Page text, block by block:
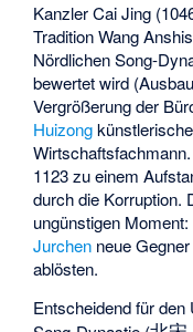
Kanzler Cai Jing
Tradition Wang
Nördlichen Song-
bewertet wird
Vergrößerung der
Huizong
1123 zu einem
durch die Korruption.
ungünstigen
Jurchen neue
ablösten.
Entscheidend für